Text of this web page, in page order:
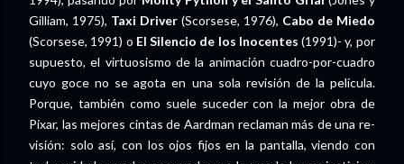
Gilliam, 1975), Taxi Driver (Scorsese, 1976), Cabo de Miedo
(Scorsese, 1991) o El Silencio de los Inocentes (1991)- y, por
supuesto, el virtuosismo de la animación cuadro-por-cuadro
cuyo goce no se agota en una sola revisión de la película.
Porque, también como suele suceder con la mejor obra de
Pixar, las mejores cintas de Aardman reclaman más de una re-
visión: solo así, con los ojos fijos en la pantalla, viendo con